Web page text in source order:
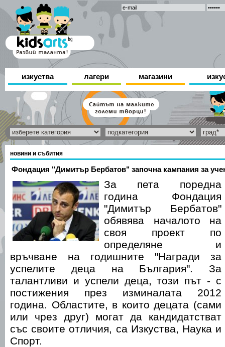
изкуства лагери магазини
новини и събития
Фондация "Димитър Бербатов" започна кампания за
За пета поредна
година Фондация
"Димитър Бербатов"
обявява началото на
своя проект по
определяне и
връчване на годишните "Награди за
успелите деца на България". За
талантливи и успели деца, този път - с
постижения през изминалата 2012
година. Областите, в които децата (сами
или чрез друг) могат да кандидатстват
със своите отличия, са Изкуства, Наука и
Спорт.